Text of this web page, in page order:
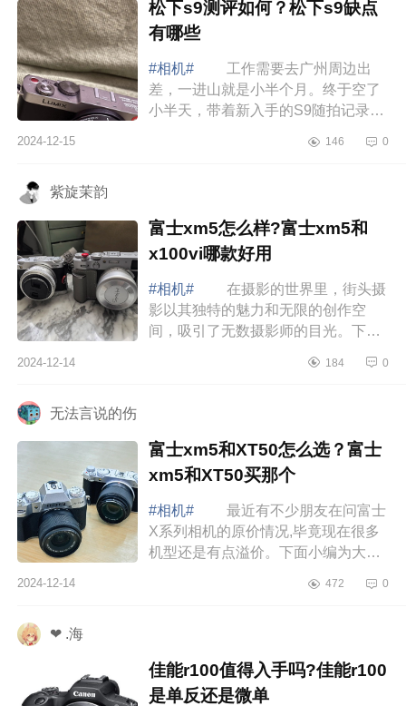
松下s9测评如何？松下s9缺点
有哪些
#相机#
工作需要去广州周边出
差，一进山就是小半个月。终于空了
小半天，带着新入手的S9随拍记录
评如何？松下s9缺点有哪些 松下
2024-12-15 146 0
紫旋茉韵
富士xm5怎么样?富士xm5和
x100vi哪款好用
#相机#
在摄影的世界里，街头摄
影以其独特的魅力和无限的创作空
间，吸引了无数摄影师的目光。下面
士xm5和x100vi哪款好用 富士
2024-12-14 184 0
无法言说的伤
富士xm5和XT50怎么选？富士
xm5和XT50买那个
#相机#
最近有不少朋友在问富士
X系列相机的原价情况,毕竟现在很多
机型还是有点溢价。下面小编为大家
xm5和XT50买那个 富士xm5和
2024-12-14 472 0
❤ .海
佳能r100值得入手吗?佳能r100
是单反还是微单